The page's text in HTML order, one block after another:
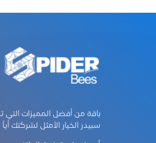
باقة من أفضل المميزات
سبيدر الخيار الأمثل لشركتك